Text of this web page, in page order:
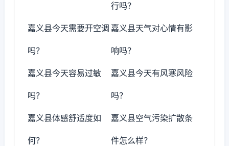
行吗？
嘉义县今天需要开空调
吗？
嘉义县天气对心情有影
响吗？
嘉义县今天容易过敏
吗？
嘉义县今天有风寒风险
吗？
嘉义县体感舒适度如
何？
嘉义县空气污染扩散条
件怎么样？